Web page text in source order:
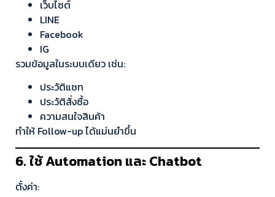
เว็บไซต์
LINE
Facebook
IG
รวมข้อมูลในระบบเดียว เช่น:
ประวัติแชท
ประวัติสั่งซื้อ
ความสนใจสินค้า
ทำให้ Follow-up ได้แม่นยำขึ้น
6. ใช้ Automation และ Chatbot
ตั้งค่า: